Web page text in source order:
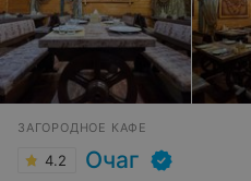
ЗАГОРОДНОЕ КАФЕ
4.2 Очаг